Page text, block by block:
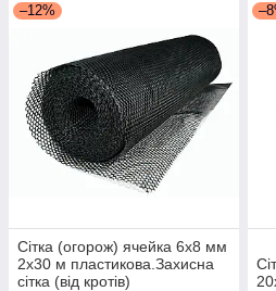
–12%
Сітка (огорож) ячейка 6х8 мм
2х30 м пластикова.Захисна
сітка (від кротів)